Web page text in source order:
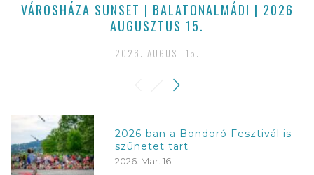
VÁROSHÁZA SUNSET | BALATONALMÁDI | 2026
AUGUSZTUS 15.
2026. AUGUST 15.
2026-ban a Bondoró Fesztivál is
szünetet tart
2026. Mar. 16